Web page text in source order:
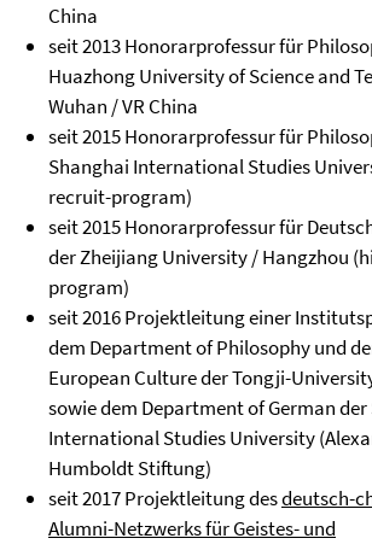
China
seit 2013 Honorarprofessur für
Huazhong University of Science and
Wuhan / VR China
seit 2015 Honorarprofessur für
Shanghai International Studies
recruit-program)
seit 2015 Honorarprofessur für
der Zheijiang University / Hangzhou
program)
seit 2016 Projektleitung einer
dem Department of Philosophy und
European Culture der Tongji-
sowie dem Department of German
International Studies University
Humboldt Stiftung)
seit 2017 Projektleitung desdeutsch-
Alumni-Netzwerks für Geistes- und